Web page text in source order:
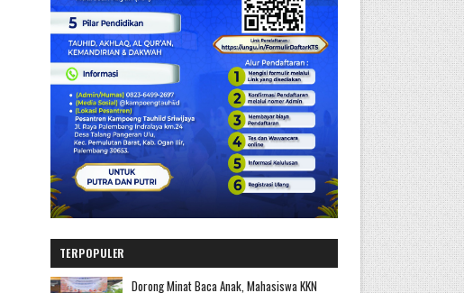
TERPOPULER
Dorong Minat Baca Anak, Mahasiswa KKN